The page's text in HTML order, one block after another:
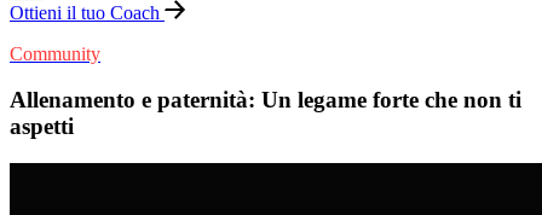
Ottieni il tuo Coach
Community
Allenamento e paternità: Un legame forte che non ti
aspetti